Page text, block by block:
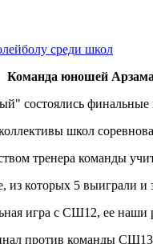
Команда юношей
состоялись финальные
школ
тренера команды
из которых 5 выиграли и
игра с СШ12, ее наши
против команды СШ13,